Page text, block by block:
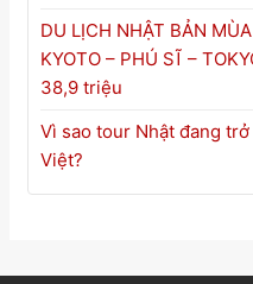
DU LỊCH NHẬT BẢN
KYOTO – PHÚ SĨ –
38,9 triệu
Vì sao tour Nhật đang
Việt?